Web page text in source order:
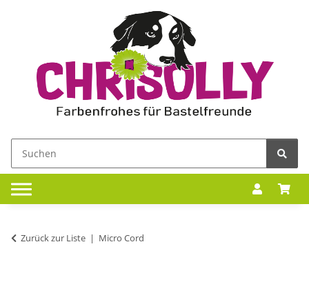
Zurück zur Liste Micro Cord